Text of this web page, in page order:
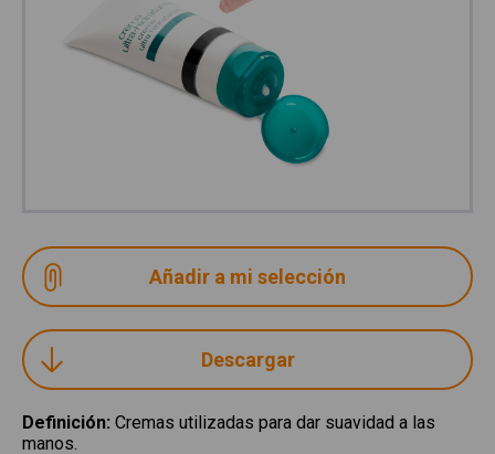
Descargar
Definición: Cremas utilizadas para dar suavidad a las
manos.